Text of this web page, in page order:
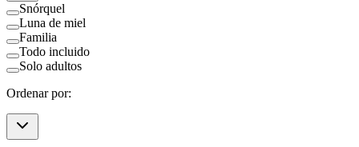
Snórquel
Luna de miel
Familia
Todo incluido
Solo adultos
Ordenar por: